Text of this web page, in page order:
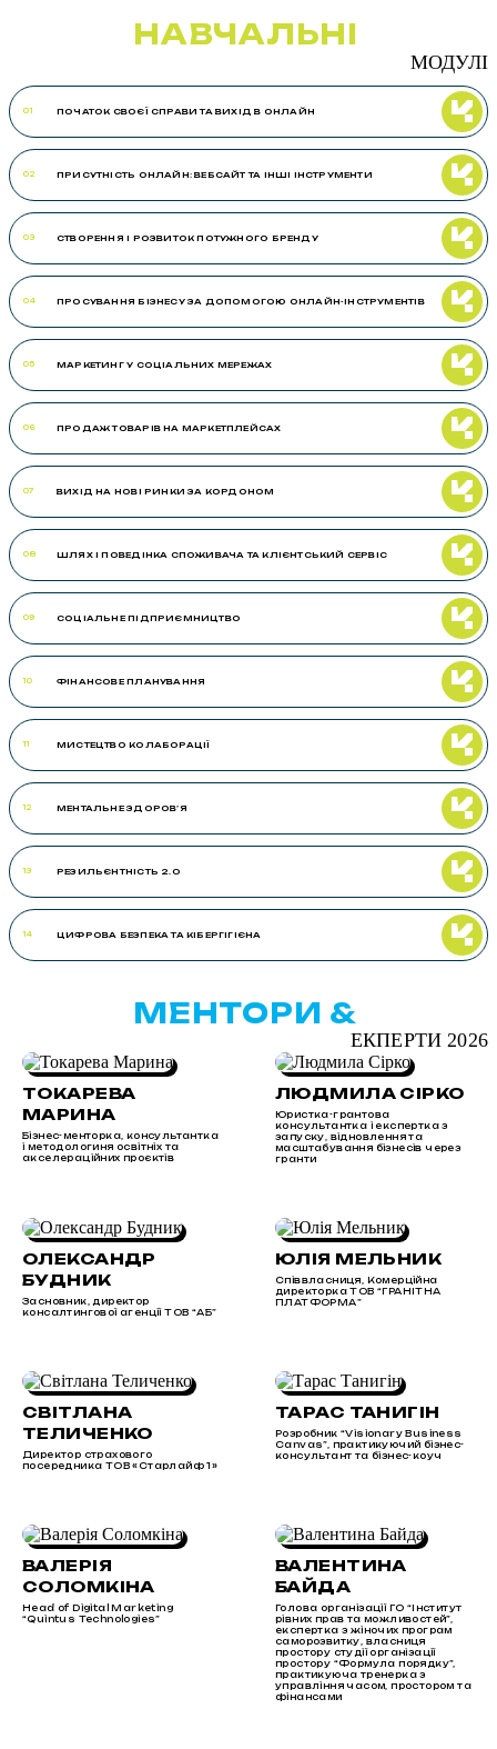
НАВЧАЛЬНІ
МОДУЛІ
01 ПОЧАТОК СВОЄЇ СПРАВИ ТА ВИХІД В ОНЛАЙН
02 ПРИСУТНІСТЬ ОНЛАЙН: ВЕБСАЙТ ТА ІНШІ ІНСТРУМЕНТИ
03 СТВОРЕННЯ І РОЗВИТОК ПОТУЖНОГО БРЕНДУ
04 ПРОСУВАННЯ БІЗНЕСУ ЗА ДОПОМОГОЮ ОНЛАЙН-ІНСТРУМЕНТІВ
05 МАРКЕТИНГ У СОЦІАЛЬНИХ МЕРЕЖАХ
06 ПРОДАЖ ТОВАРІВ НА МАРКЕТПЛЕЙСАХ
07 ВИХІД НА НОВІ РИНКИ ЗА КОРДОНОМ
08 ШЛЯХ І ПОВЕДІНКА СПОЖИВАЧА ТА КЛІЄНТСЬКИЙ СЕРВІС
09 СОЦІАЛЬНЕ ПІДПРИЄМНИЦТВО
10 ФІНАНСОВЕ ПЛАНУВАННЯ
11 МИСТЕЦТВО КОЛАБОРАЦІЇ
12 МЕНТАЛЬНЕ ЗДОРОВ’Я
13 РЕЗИЛЬЄНТНІСТЬ 2.0
14 ЦИФРОВА БЕЗПЕКА ТА КІБЕРГІГІЄНА
МЕНТОРИ &
ЕКПЕРТИ 2026
ТОКАРЕВА
МАРИНА
Бізнес-менторка, консультантка
і методологиня освітніх та
акселераційних проєктів
ЛЮДМИЛА СІРКО
Юристка-грантова
консультантка і експертка з
запуску, відновлення та
масштабування бізнесів через
гранти
ОЛЕКСАНДР
БУДНИК
Засновник, директор
консалтингової агенції ТОВ “АБ”
ЮЛІЯ МЕЛЬНИК
Співвласниця, Комерційна
директорка ТОВ “ГРАНІТНА
ПЛАТФОРМА”
СВІТЛАНА
ТЕЛИЧЕНКО
Директор страхового
посередника ТОВ «Старлайф 1»
ТАРАС ТАНИГІН
Розробник “Visionary Business
Canvas”, практикуючий бізнес-
консультант та бізнес-коуч
ВАЛЕРІЯ
СОЛОМКІНА
Head of Digital Marketing
“Quintus Technologies”
ВАЛЕНТИНА
БАЙДА
Голова організації ГО “Інститут
рівних прав та можливостей”,
експертка з жіночих програм
саморозвитку, власниця
простору студії організації
простору “Формула порядку”,
практикуюча тренерка з
управління часом, простором та
фінансами